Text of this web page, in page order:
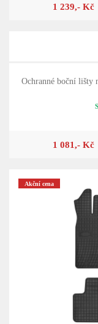
1 239,- Kč
Ochranné boční lišty
1 081,- Kč
Akční cena